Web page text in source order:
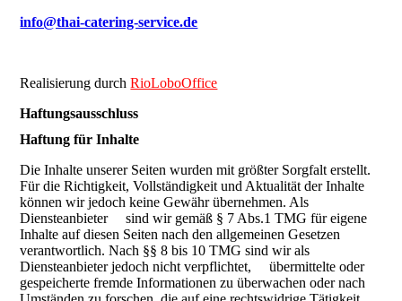
info@thai-catering-service.de
Realisierung durchRioLoboOffice
Haftungsausschluss
Haftung für Inhalte
Die Inhalte unserer Seiten wurden mit größter Sorgfalt erstellt.
Für die Richtigkeit, Vollständigkeit und Aktualität der Inhalte
können wir jedoch keine Gewähr übernehmen. Als
Diensteanbieter sind wir gemäß § 7 Abs.1 TMG für eigene
Inhalte auf diesen Seiten nach den allgemeinen Gesetzen
verantwortlich. Nach §§ 8 bis 10 TMG sind wir als
Diensteanbieter jedoch nicht verpflichtet, übermittelte oder
gespeicherte fremde Informationen zu überwachen oder nach